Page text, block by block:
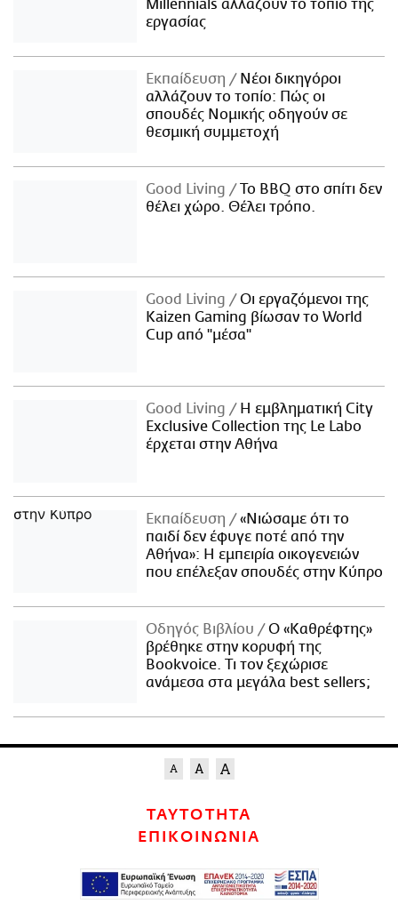
Millennials αλλάζουν το τοπίο της
εργασίας
Εκπαίδευση
Νέοι δικηγόροι
αλλάζουν το τοπίο: Πώς οι
σπουδές Νομικής οδηγούν σε
θεσμική συμμετοχή
Good Living
Το BBQ στο σπίτι δεν
θέλει χώρο. Θέλει τρόπο.
Good Living
Οι εργαζόμενοι της
Kaizen Gaming βίωσαν το World
Cup από "μέσα"
Good Living
Η εμβληματική City
Exclusive Collection της Le Labo
έρχεται στην Αθήνα
Εκπαίδευση
«Νιώσαμε ότι το
παιδί δεν έφυγε ποτέ από την
Αθήνα»: Η εμπειρία οικογενειών
που επέλεξαν σπουδές στην Κύπρο
Οδηγός Βιβλίου
Ο «Καθρέφτης»
βρέθηκε στην κορυφή της
Bookvoice. Τι τον ξεχώρισε
ανάμεσα στα μεγάλα best sellers;
ΤΑΥΤΟΤΗΤΑ
ΕΠΙΚΟΙΝΩΝΙΑ